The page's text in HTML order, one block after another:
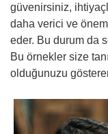
güvenirsiniz,
daha verici ve
eder. Bu durum da
Bu örnekler size
olduğunuzu